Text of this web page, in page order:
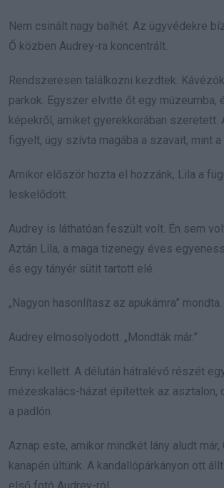
Nem csinált nagy balhét. Az ügyvédekre
Ő közben Audrey-ra koncentrált.
Rendszeresen találkozni kezdtek.
parkok. Egyszer elvitte őt egy múzeumba,
képekről, amiket gyerekkorában szeretett.
figyelt, úgy szívta magába a szavait, mint a
Amikor először hozta el hozzánk, Lila a
leskelődött.
Audrey is láthatóan feszült volt. Én sem
Aztán Lila, a maga tizenegy éves
és egy tányér sütit tartott elé.
„Nagyon hasonlítasz az apukámra” mondta.
Audrey elmosolyodott. „Mondták már.”
Ennyi kellett. A délután hátralévő részét
mézeskalács-házat építettek az asztalon,
a padlón.
Aznap este, amikor mindkét lány aludt már,
kanapén ültünk. A kandallópárkányon ott